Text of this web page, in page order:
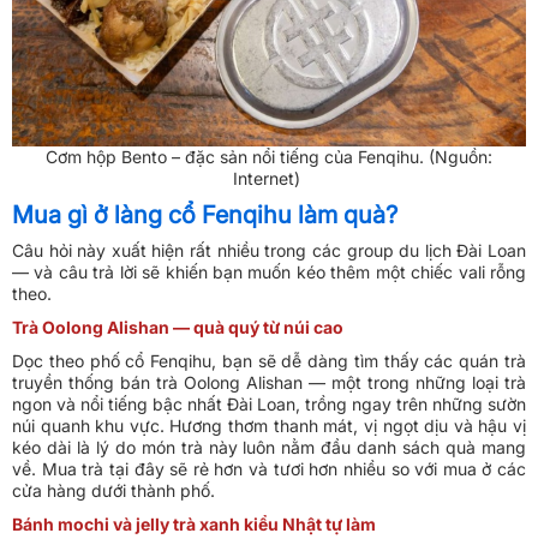
Cơm hộp Bento – đặc sản nổi tiếng của Fenqihu. (Nguồn:
Internet)
Mua gì ở làng cổ Fenqihu làm quà?
Câu hỏi này xuất hiện rất nhiều trong các group du lịch Đài Loan
— và câu trả lời sẽ khiến bạn muốn kéo thêm một chiếc vali rỗng
theo.
Trà Oolong Alishan — quà quý từ núi cao
Dọc theo phố cổ Fenqihu, bạn sẽ dễ dàng tìm thấy các quán trà
truyền thống bán trà Oolong Alishan — một trong những loại trà
ngon và nổi tiếng bậc nhất Đài Loan, trồng ngay trên những sườn
núi quanh khu vực. Hương thơm thanh mát, vị ngọt dịu và hậu vị
kéo dài là lý do món trà này luôn nằm đầu danh sách quà mang
về. Mua trà tại đây sẽ rẻ hơn và tươi hơn nhiều so với mua ở các
cửa hàng dưới thành phố.
Bánh mochi và jelly trà xanh kiểu Nhật tự làm